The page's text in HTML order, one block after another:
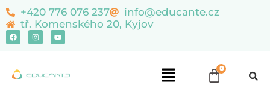
content
+420 776 076 237
info@educante.cz
tř. Komenského 20, Kyjov